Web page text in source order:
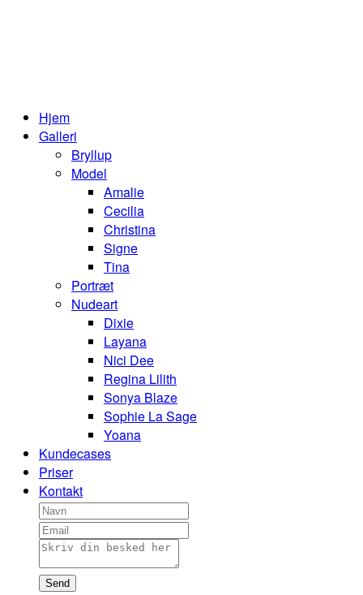
Hjem
Galleri
Bryllup
Model
Amalie
Cecilia
Christina
Signe
Tina
Portræt
Nudeart
Dixie
Layana
Nici Dee
Regina Lilith
Sonya Blaze
Sophie La Sage
Yoana
Kundecases
Priser
Kontakt
Send